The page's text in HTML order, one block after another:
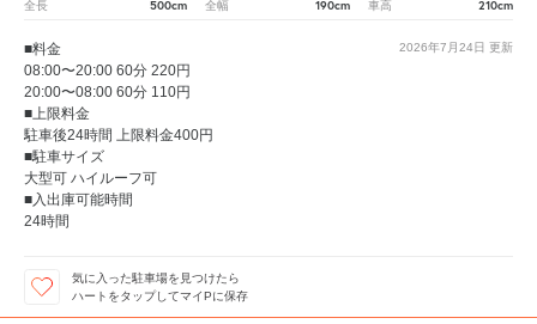
全長 500cm 全幅 190cm 車高 210cm
2026年7月24日 更新
■料金
08:00〜20:00 60分 220円
20:00〜08:00 60分 110円
■上限料金
駐車後24時間 上限料金400円
■駐車サイズ
大型可 ハイルーフ可
■入出庫可能時間
24時間
気に入った駐車場を見つけたら
ハートをタップしてマイPに保存